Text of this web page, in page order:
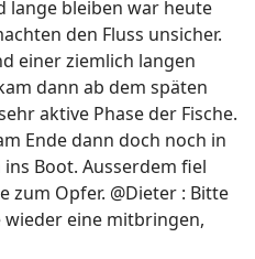
lange bleiben war heute
den Fluss unsicher.
einer ziemlich langen
dann ab dem späten
aktive Phase der Fische.
Ende dann doch noch in
Boot. Ausserdem fiel
zum Opfer. @Dieter : Bitte
eine mitbringen,